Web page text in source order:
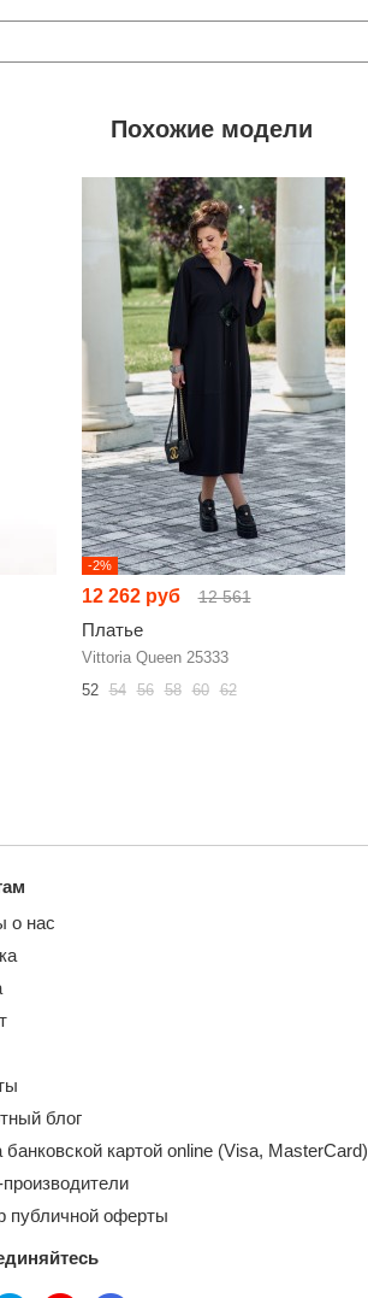
Похожие модели
-2%
12 262 руб 12 561
Платье
Vittoria Queen 25333
52 54 56 58 60 62
о нас
блог
картой online (Visa, MasterCard)
публичной оферты